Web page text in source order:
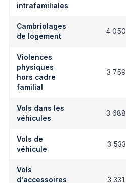
intrafamiliales
Cambriolages
de logement
4 050
Violences
physiques
hors cadre
familial
3 759
Vols dans les
véhicules
3 688
Vols de
véhicule
3 533
Vols
d'accessoires
3 331